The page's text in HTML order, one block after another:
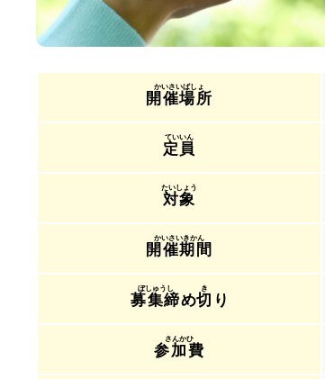
開催場所
定員
対象
開催期間
募集締め切 り
参加費